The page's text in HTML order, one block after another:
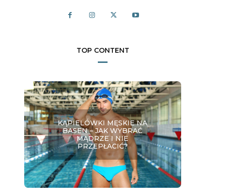
TOP CONTENT
KĄPIELÓWKI MĘSKIE NA
BASEN – JAK WYBRAĆ
MĄDRZE I NIE
PRZEPŁACIĆ?